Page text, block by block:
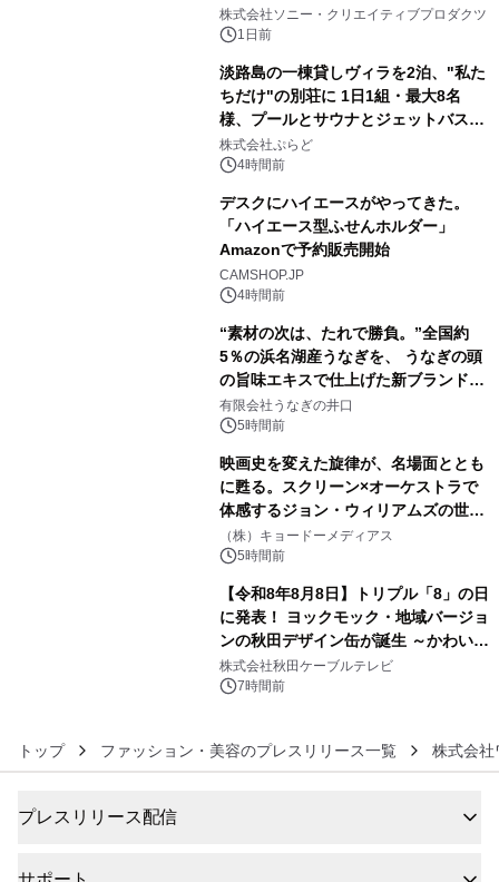
ラボレーション サウナイキタイコラ
ボグッズも発売決定！
株式会社ソニー・クリエイティブプロダクツ
1日前
淡路島の一棟貸しヴィラを2泊、"私た
ちだけ"の別荘に 1日1組・最大8名
様、プールとサウナとジェットバス付
きで Villa Mon Temps AWAJIの連泊
素泊りプラン
株式会社ぷらど
4時間前
デスクにハイエースがやってきた。
「ハイエース型ふせんホルダー」
Amazonで予約販売開始
CAMSHOP.JP
4時間前
“素材の次は、たれで勝負。”全国約
5％の浜名湖産うなぎを、 うなぎの頭
の旨味エキスで仕上げた新ブランド
「井口の誉」誕生
有限会社うなぎの井口
5時間前
映画史を変えた旋律が、名場面ととも
に甦る。スクリーン×オーケストラで
体感するジョン・ウィリアムズの世
界。ジョン・ウィリアムズ：シネマ・
スペクタキュラー・コンサート 開催決
定！
（株）キョードーメディアス
5時間前
【令和8年8月8日】トリプル「8」の日
に発表！ ヨックモック・地域バージョ
ンの秋田デザイン缶が誕生 ～かわいい
秋田犬の子犬と秋田の四季と名所を巡
るパッケージ～ 9月1日(火)秋田県内で
株式会社秋田ケーブルテレビ
7時間前
トップ ファッション・美容のプレスリリース一覧 株式会社
プレスリリース配信